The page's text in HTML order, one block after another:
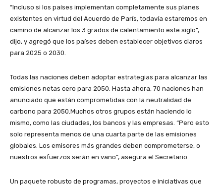
“Incluso si los países implementan completamente sus planes
existentes en virtud del Acuerdo de París, todavía estaremos en
camino de alcanzar los 3 grados de calentamiento este siglo”,
dijo, y agregó que los países deben establecer objetivos claros
para 2025 o 2030.
Todas las naciones deben adoptar estrategias para alcanzar las
emisiones netas cero para 2050. Hasta ahora, 70 naciones han
anunciado que están comprometidas con la neutralidad de
carbono para 2050.Muchos otros grupos están haciendo lo
mismo, como las ciudades, los bancos y las empresas. “Pero esto
solo representa menos de una cuarta parte de las emisiones
globales. Los emisores más grandes deben comprometerse, o
nuestros esfuerzos serán en vano”, asegura el Secretario.
Un paquete robusto de programas, proyectos e iniciativas que